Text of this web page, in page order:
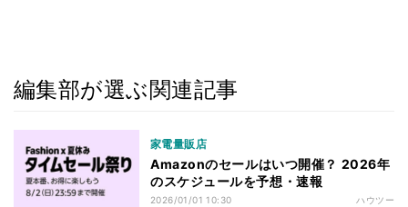
編集部が選ぶ関連記事
家電量販店
Amazonのセールはいつ開催？ 2026年
のスケジュールを予想・速報
2026/01/01 10:30 ハウツー